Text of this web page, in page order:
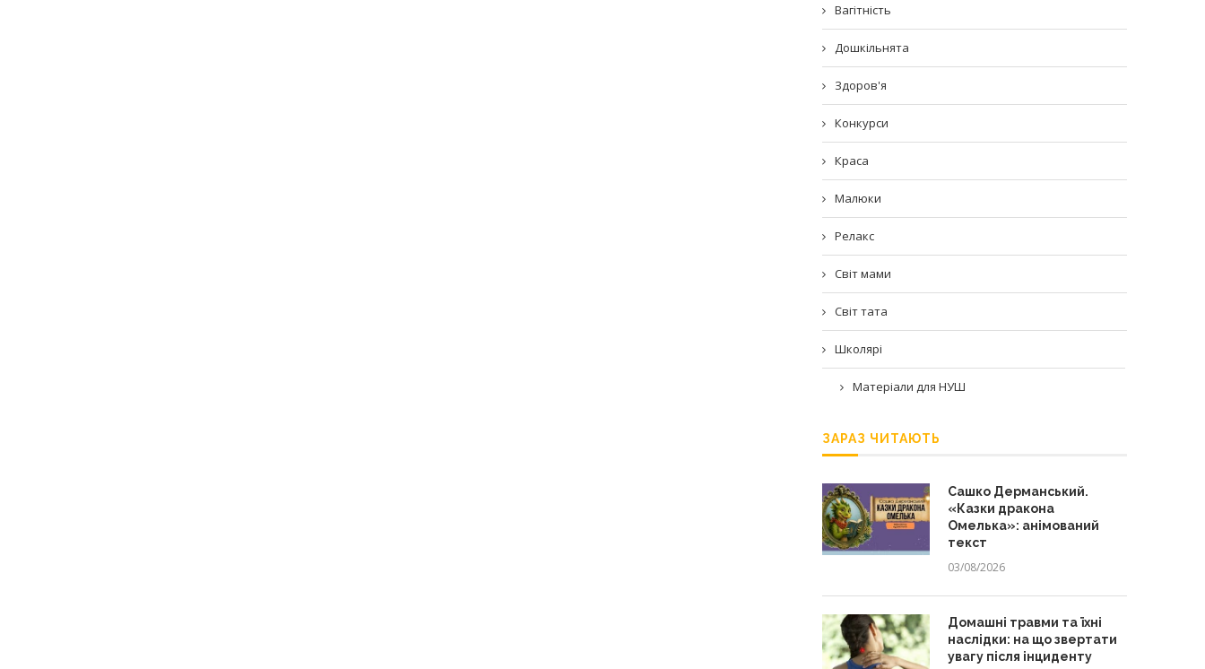
Вагітність
Дошкільнята
Здоров'я
Конкурси
Краса
Малюки
Релакс
Світ мами
Світ тата
Школярі
Матеріали для НУШ
ЗАРАЗ ЧИТАЮТЬ
Сашко Дерманський.
«Казки дракона
Омелька»: анімований
текст
03/08/2026
Домашні травми та їхні
наслідки: на що звертати
увагу після інциденту